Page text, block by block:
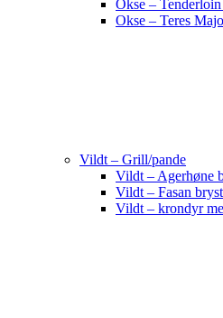
Okse –
Okse – Teres
Vildt – Grill/pande
Vildt – Agerhøne
Vildt – Fasan
Vildt – krondyr